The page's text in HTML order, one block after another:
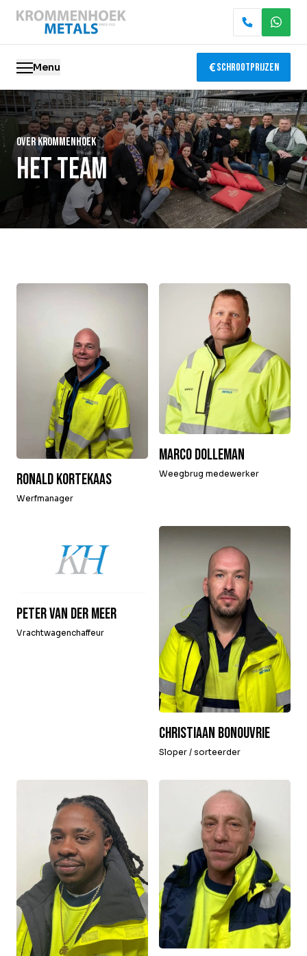
Menu Schrootprijzen
Oude metalen
Elektronica recycling
Slopen & demontage
Katalysator recycling
Werken bij
Direct inleveren Ophaalservice
Over krommenhoek
Het team
Ronald Kortekaas
Werfmanager
Marco Dolleman
Weegbrug medewerker
Peter van der Meer
Vrachtwagenchaffeur
Christiaan Bonouvrie
Sloper / sorteerder